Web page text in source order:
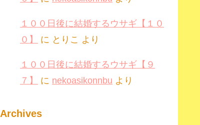
１００日後に結婚するウサギ【１０
０】
に とりこ より
１００日後に結婚するウサギ【９
７】
に nekoasikonnbu より
Archives